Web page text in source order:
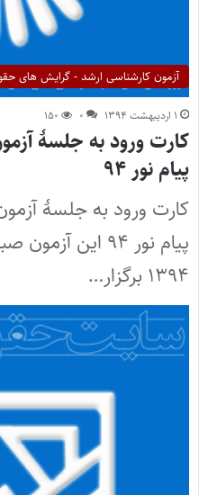
آزمون کارشناسی ارشد - گرایش های
۱ اردیبهشت ۱۳۹۴ ۰ ۱۵۰
کارت ورود به جلسۀ
پیام نور ۹۴
کارت ورود به جلسۀ
۱۳۹۴ برگزار…